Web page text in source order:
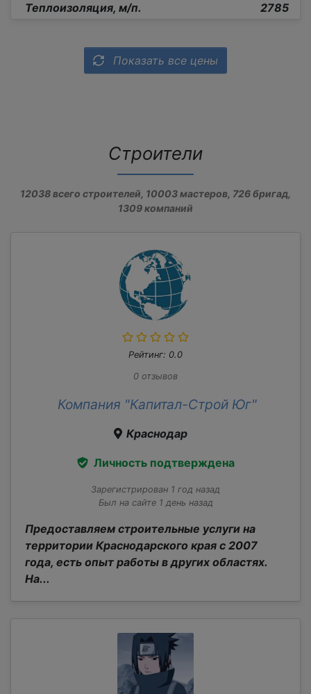
Теплоизоляция, м/п.
2785
Показать все цены
Строители
12038всего строителей, 10003мастеров, 726бригад,
1309компаний
Рейтинг: 0.0
0 отзывов
Компания "Капитал-Строй Юг"
Краснодар
Личность подтверждена
Зарегистрирован 1 год назад
Был на сайте 1 день назад
Предоставляем строительные услуги на
территории Краснодарского края с 2007
года, есть опыт работы в других областях.
На...